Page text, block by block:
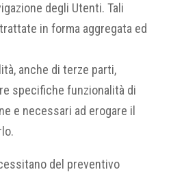
degli Utenti. Tali
in forma aggregata ed
anche di terze parti,
specifiche funzionalità di
e necessari ad erogare il
del preventivo